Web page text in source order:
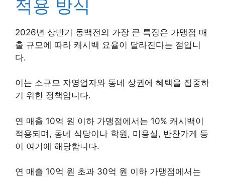
적용 방식
2026년 상반기 동백전의 가장 큰 특징은 가맹점 매
출 규모에 따라 캐시백 요율이 달라진다는 점입니
다.
이는 소규모 자영업자와 동네 상권에 혜택을 집중하
기 위한 정책입니다.
연 매출 10억 원 이하 가맹점에서는 10% 캐시백이
적용되며, 동네 식당이나 학원, 미용실, 반찬가게 등
이 여기에 해당합니다.
연 매출 10억 원 초과 30억 원 이하 가맹점에서는